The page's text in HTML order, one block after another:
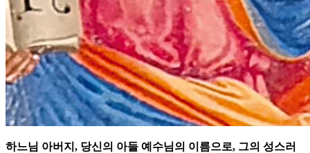
하느님 아버지, 당신의 아들 예수님의 이름으로, 그의 성스러